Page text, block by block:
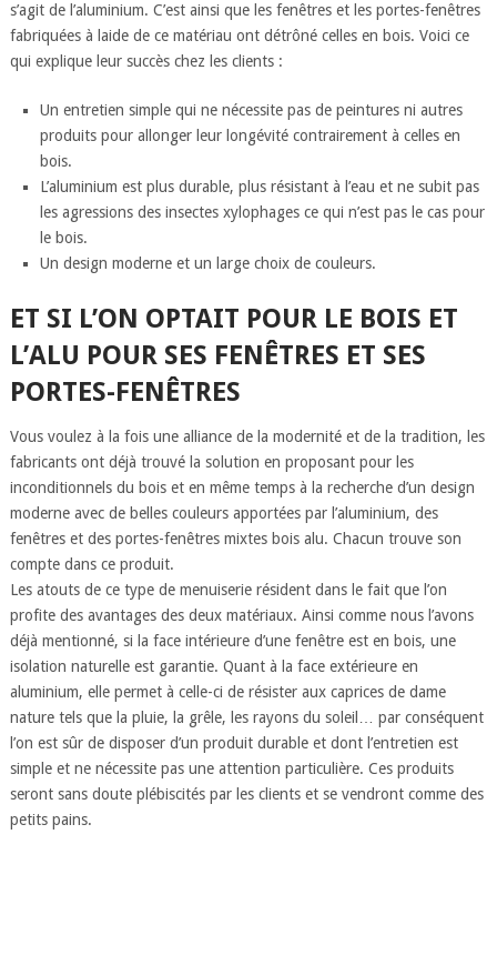
s’agit de l’aluminium. C’est ainsi que les fenêtres et les portes-fenêtres
fabriquées à laide de ce matériau ont détrôné celles en bois. Voici ce
qui explique leur succès chez les clients :
Un entretien simple qui ne nécessite pas de peintures ni autres
produits pour allonger leur longévité contrairement à celles en
bois.
L’aluminium est plus durable, plus résistant à l’eau et ne subit pas
les agressions des insectes xylophages ce qui n’est pas le cas pour
le bois.
Un design moderne et un large choix de couleurs.
ET SI L’ON OPTAIT POUR LE BOIS ET
L’ALU POUR SES FENÊTRES ET SES
PORTES-FENÊTRES
Vous voulez à la fois une alliance de la modernité et de la tradition, les
fabricants ont déjà trouvé la solution en proposant pour les
inconditionnels du bois et en même temps à la recherche d’un design
moderne avec de belles couleurs apportées par l’aluminium, des
fenêtres et des portes-fenêtres mixtes bois alu. Chacun trouve son
compte dans ce produit.
Les atouts de ce type de menuiserie résident dans le fait que l’on
profite des avantages des deux matériaux. Ainsi comme nous l’avons
déjà mentionné, si la face intérieure d’une fenêtre est en bois, une
isolation naturelle est garantie. Quant à la face extérieure en
aluminium, elle permet à celle-ci de résister aux caprices de dame
nature tels que la pluie, la grêle, les rayons du soleil… par conséquent
l’on est sûr de disposer d’un produit durable et dont l’entretien est
simple et ne nécessite pas une attention particulière. Ces produits
seront sans doute plébiscités par les clients et se vendront comme des
petits pains.